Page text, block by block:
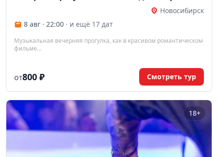
Новосибирск
8 авг · 22:00 · и ещё 17 дат
Музыкальная вечерняя прогулка, как в красивом романтическом
фильме...
ОТ800 ₽ Смотреть тур
18+